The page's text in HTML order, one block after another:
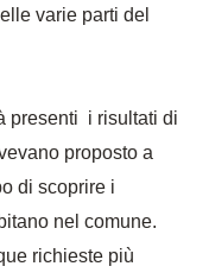
varie parti del
presenti i risultati di
proposto a
di scoprire i
nel comune.
richieste più